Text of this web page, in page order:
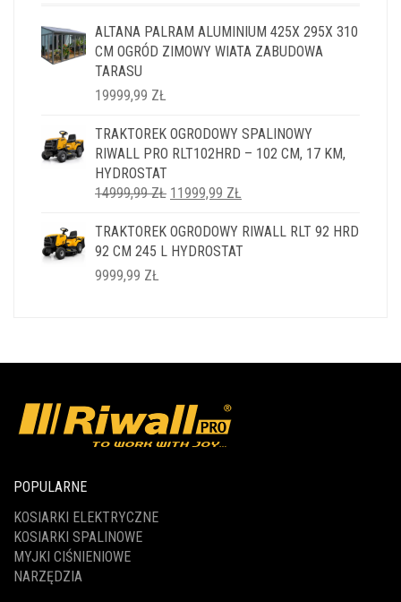
ALTANA PALRAM ALUMINIUM 425X 295X 310
CM OGRÓD ZIMOWY WIATA ZABUDOWA
TARASU
19999,99 ZŁ
TRAKTOREK OGRODOWY SPALINOWY
RIWALL PRO RLT102HRD – 102 CM, 17 KM,
HYDROSTAT
14999,99ZŁ PIERWOTNA
WYNOSIŁA:
14999,99 ZŁ.
11999,99 ZŁ
WYNOSI:
11999,99 ZŁ.
TRAKTOREK OGRODOWY RIWALL RLT 92 HRD
92 CM 245 L HYDROSTAT
9999,99 ZŁ
POPULARNE
KOSIARKI ELEKTRYCZNE
KOSIARKI SPALINOWE
MYJKI CIŚNIENIOWE
NARZĘDZIA